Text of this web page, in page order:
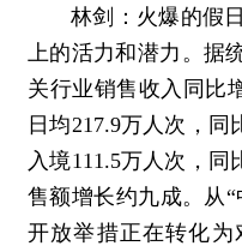
林剑：火爆的假
上的活力和潜力。据
关行业销售收入同比
日均217.9万人次，同
入境111.5万人次，同
售额增长约九成。从
开放举措正在转化为